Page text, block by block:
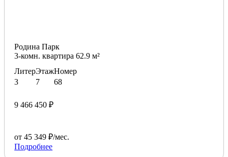
Родина Парк
3-комн. квартира 62.9 м²
Литер
3
Этаж
7
Номер
68
9 466 450 ₽
от 45 349 ₽/мес.
Подробнее